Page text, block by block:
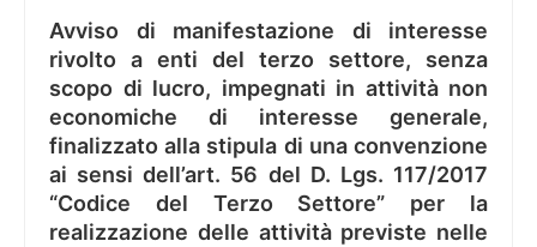
Avviso di manifestazione di interesse
rivolto a enti del terzo settore, senza
scopo di lucro, impegnati in attività non
economiche di interesse generale,
finalizzato alla stipula di una convenzione
ai sensi dell’art. 56 del D. Lgs. 117/2017
“Codice del Terzo Settore” per la
realizzazione delle attività previste nelle